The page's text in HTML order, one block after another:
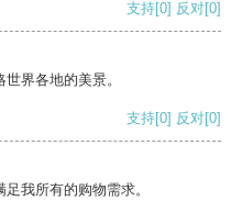
支持[0] 反对[0]
界各地的美景。
支持[0] 反对[0]
我所有的购物需求。